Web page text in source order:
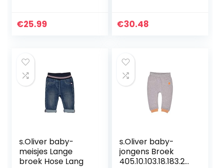
€25.99 €30.48
s.Oliver baby-
meisjes Lange
broek Hose Lang
s.Oliver baby-
jongens Broek
405.10.103.18.183.20